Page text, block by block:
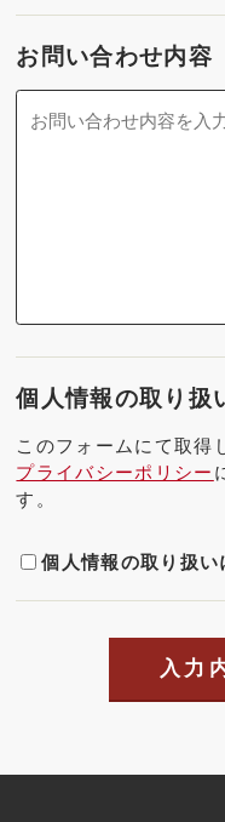
お問い合わせ内容
個人情報の取り扱
このフォームにて取得
プライバシーポリシー
す。
個人情報の取り扱い
入力